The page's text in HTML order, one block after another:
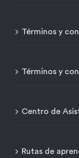
Términos y
Términos y
Centro de
Rutas de